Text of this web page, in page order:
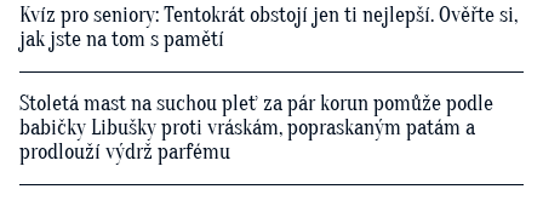
Kvíz pro seniory: Tentokrát obstojí jen ti nejlepší. Ověřte si,
jak jste na tom s pamětí
Stoletá mast na suchou pleť za pár korun pomůže podle
babičky Libušky proti vráskám, popraskaným patám a
prodlouží výdrž parfému